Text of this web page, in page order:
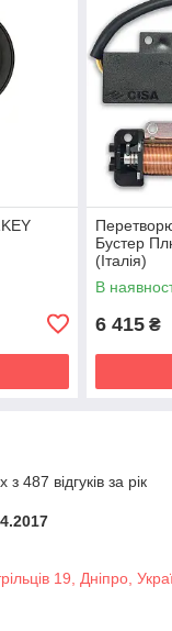
Бустер
(Італія)
В
6 415 ₴
487 відгуків за рік
19, Дніпро,